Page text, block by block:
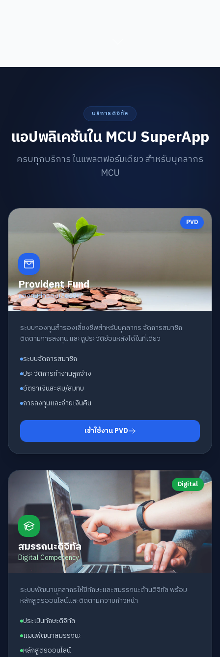
บริการดิจิทัล
แอปพลิเคชันใน MCU SuperApp
ครบทุกบริการ ในแพลตฟอร์มเดียว สำหรับบุคลากร
MCU
PVD
Provident Fund
กองทุนสำรองเลี้ยงชีพ
ระบบกองทุนสำรองเลี้ยงชีพสำหรับบุคลากร จัดการสมาชิก
ติดตามการลงทุน และดูประวัติย้อนหลังได้ในที่เดียว
ระบบจัดการสมาชิก
ประวัติการทำงานลูกจ้าง
อัตราเงินสะสม/สมทบ
การลงทุนและจ่ายเงินคืน
เข้าใช้งาน PVD
Digital
สมรรถนะดิจิทัล
Digital Competency
ระบบพัฒนาบุคลากรให้มีทักษะและสมรรถนะด้านดิจิทัล พร้อม
หลักสูตรออนไลน์และติดตามความก้าวหน้า
ประเมินทักษะดิจิทัล
แผนพัฒนาสมรรถนะ
หลักสูตรออนไลน์